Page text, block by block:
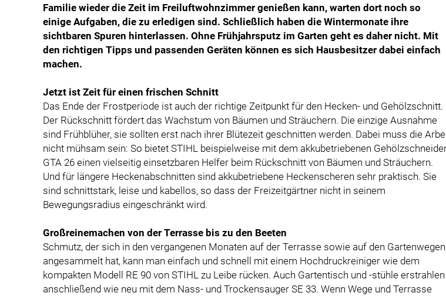
Familie wieder die Zeit im Freiluftwohnzimmer genießen kann, warten dort noch so
einige Aufgaben, die zu erledigen sind. Schließlich haben die Wintermonate ihre
sichtbaren Spuren hinterlassen. Ohne Frühjahrsputz im Garten geht es daher nicht. Mit
den richtigen Tipps und passenden Geräten können es sich Hausbesitzer dabei einfach
machen.
Jetzt ist Zeit für einen frischen Schnitt
Das Ende der Frostperiode ist auch der richtige Zeitpunkt für den Hecken- und Gehölzschnitt.
Der Rückschnitt fördert das Wachstum von Bäumen und Sträuchern. Die einzige Ausnahme
sind Frühblüher, sie sollten erst nach ihrer Blütezeit geschnitten werden. Dabei muss die
nicht mühsam sein: So bietet STIHL beispielweise mit dem akkubetriebenen
GTA 26 einen vielseitig einsetzbaren Helfer beim Rückschnitt von Bäumen und Sträuchern.
Und für längere Heckenabschnitten sind akkubetriebene Heckenscheren sehr praktisch. Sie
sind schnittstark, leise und kabellos, so dass der Freizeitgärtner nicht in seinem
Bewegungsradius eingeschränkt wird.
Großreinemachen von der Terrasse bis zu den Beeten
Schmutz, der sich in den vergangenen Monaten auf der Terrasse sowie auf den Gartenwegen
angesammelt hat, kann man einfach und schnell mit einem Hochdruckreiniger wie dem
kompakten Modell RE 90 von STIHL zu Leibe rücken. Auch Gartentisch und -stühle erstrahlen
anschließend wie neu mit dem Nass- und Trockensauger SE 33. Wenn Wege und Terrasse